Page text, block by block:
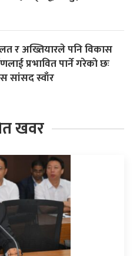
र अख्तियारले पनि विकास
प्रभावित पार्ने गरेकाे छः
सांसद स्वाँर
खवर